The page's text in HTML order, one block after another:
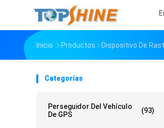
Inicio Productos Dispositivo De
Categorías
Perseguidor Del Vehículo
De GPS
(93)